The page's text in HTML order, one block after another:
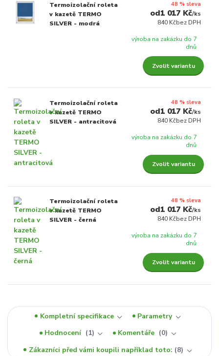
Termoizolační roleta
v kazetě TERMO
SILVER - modrá
48 % sleva
1 017 Kč/ks
840 Kčbez DPH
výroba na zakázku do 7
dnů
Zvolit variantu
Termoizolační roleta
v kazetě TERMO
SILVER - antracitová
48 % sleva
1 017 Kč/ks
840 Kčbez DPH
výroba na zakázku do 7
dnů
Zvolit variantu
Termoizolační roleta
v kazetě TERMO
SILVER - černá
48 % sleva
1 017 Kč/ks
840 Kčbez DPH
výroba na zakázku do 7
dnů
Zvolit variantu
Kompletní specifikace
Parametry
Hodnocení
1 Komentáře
0
Zákazníci před vámi koupili například toto: 8